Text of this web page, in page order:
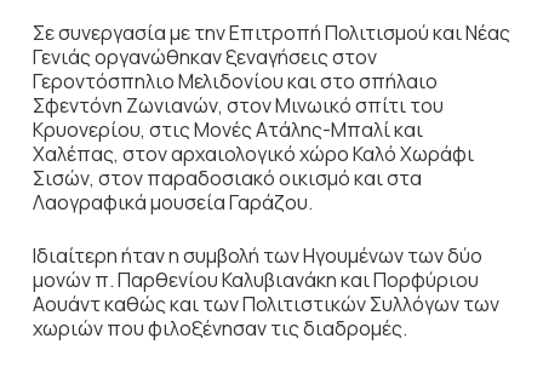
Σε συνεργασία με την Επιτροπή Πολιτισμού και Νέας
Γενιάς οργανώθηκαν ξεναγήσεις στον
Γεροντόσπηλιο Μελιδονίου και στο σπήλαιο
Σφεντόνη Ζωνιανών, στον Μινωικό σπίτι του
Κρυονερίου, στις Μονές Ατάλης-Μπαλί και
Χαλέπας, στον αρχαιολογικό χώρο Καλό Χωράφι
Σισών, στον παραδοσιακό οικισμό και στα
Λαογραφικά μουσεία Γαράζου.
Ιδιαίτερη ήταν η συμβολή των Ηγουμένων των δύο
μονών π. Παρθενίου Καλυβιανάκη και Πορφύριου
Αουάντ καθώς και των Πολιτιστικών Συλλόγων των
χωριών που φιλοξένησαν τις διαδρομές.